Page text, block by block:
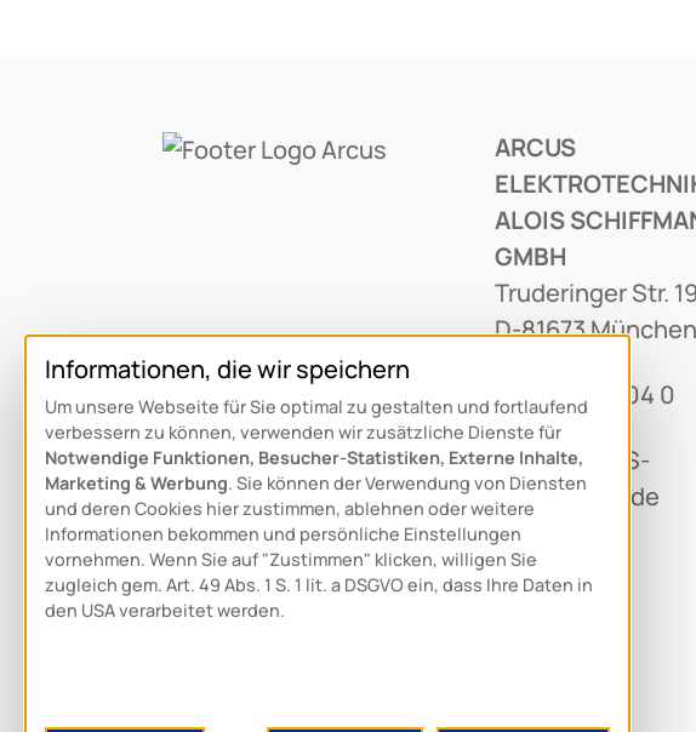
ARCUS
ALOIS
GMBH
Truderinger Str.
D-81673 München
+49 89 436 04 0
info@ARCUS-
Schiffmann.de
Informationen, die wir speichern
Um unsere Webseite für Sie optimal zu gestalten und fortlaufend
verbessern zu können, verwenden wir zusätzliche Dienste für
Notwendige Funktionen, Besucher-Statistiken, Externe Inhalte,
Marketing & Werbung. Sie können der Verwendung von Diensten
und deren Cookies hier zustimmen, ablehnen oder weitere
Informationen bekommen und persönliche Einstellungen
vornehmen. Wenn Sie auf "Zustimmen" klicken, willigen Sie
zugleich gem. Art. 49 Abs. 1 S. 1 lit. a DSGVO ein, dass Ihre Daten in
den USA verarbeitet werden.